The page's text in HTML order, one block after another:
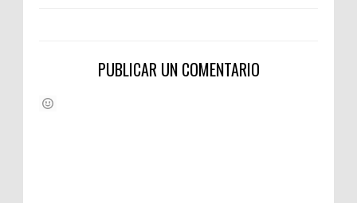
PUBLICAR UN COMENTARIO